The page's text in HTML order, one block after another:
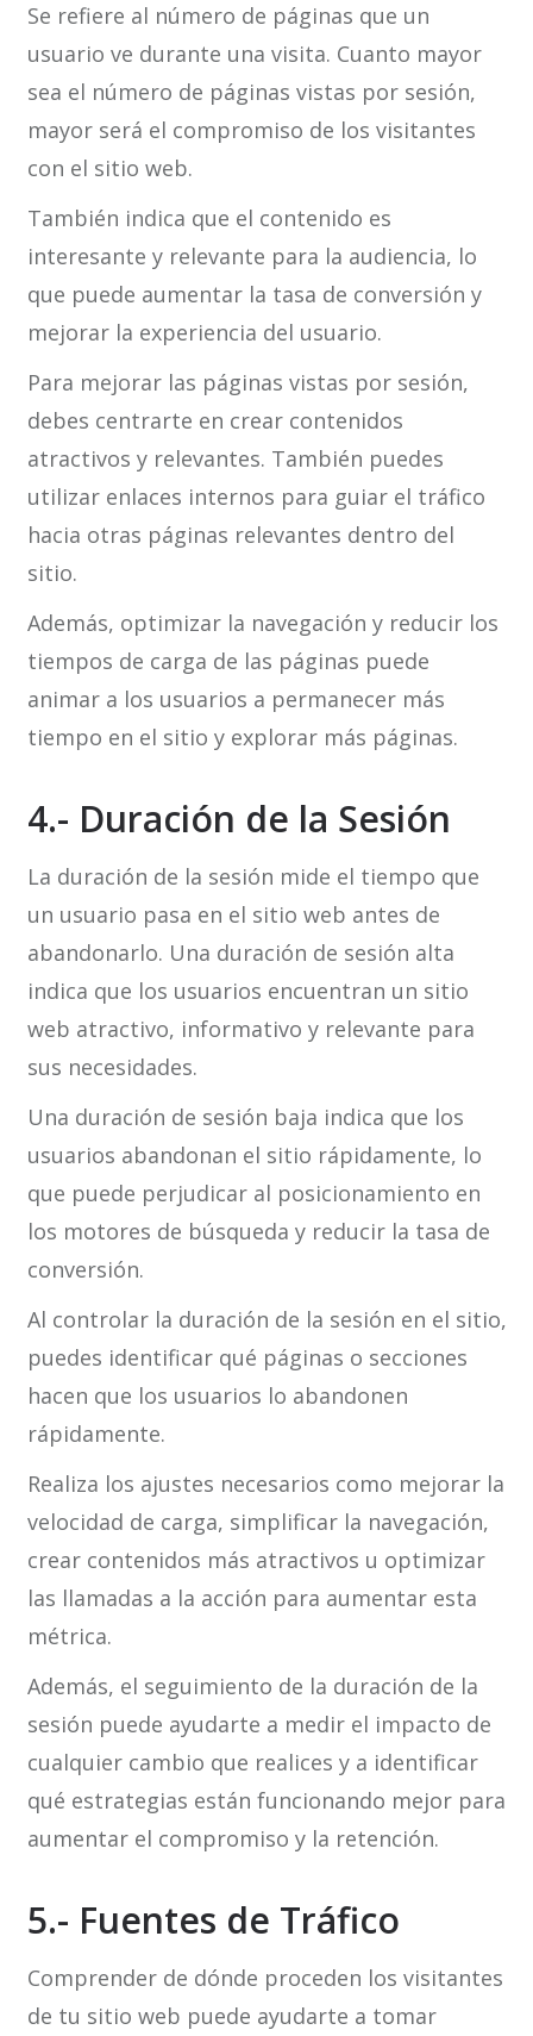
Se refiere al número de páginas que un
usuario ve durante una visita. Cuanto mayor
sea el número de páginas vistas por sesión,
mayor será el compromiso de los visitantes
con el sitio web.
También indica que el contenido es
interesante y relevante para la audiencia, lo
que puede aumentar la tasa de conversión y
mejorar la experiencia del usuario.
Para mejorar las páginas vistas por sesión,
debes centrarte en crear contenidos
atractivos y relevantes. También puedes
utilizar enlaces internos para guiar el tráfico
hacia otras páginas relevantes dentro del
sitio.
Además, optimizar la navegación y reducir los
tiempos de carga de las páginas puede
animar a los usuarios a permanecer más
tiempo en el sitio y explorar más páginas.
4.- Duración de la Sesión
La duración de la sesión mide el tiempo que
un usuario pasa en el sitio web antes de
abandonarlo. Una duración de sesión alta
indica que los usuarios encuentran un sitio
web atractivo, informativo y relevante para
sus necesidades.
Una duración de sesión baja indica que los
usuarios abandonan el sitio rápidamente, lo
que puede perjudicar al posicionamiento en
los motores de búsqueda y reducir la tasa de
conversión.
Al controlar la duración de la sesión en el sitio,
puedes identificar qué páginas o secciones
hacen que los usuarios lo abandonen
rápidamente.
Realiza los ajustes necesarios como mejorar la
velocidad de carga, simplificar la navegación,
crear contenidos más atractivos u optimizar
las llamadas a la acción para aumentar esta
métrica.
Además, el seguimiento de la duración de la
sesión puede ayudarte a medir el impacto de
cualquier cambio que realices y a identificar
qué estrategias están funcionando mejor para
aumentar el compromiso y la retención.
5.- Fuentes de Tráfico
Comprender de dónde proceden los visitantes
de tu sitio web puede ayudarte a tomar